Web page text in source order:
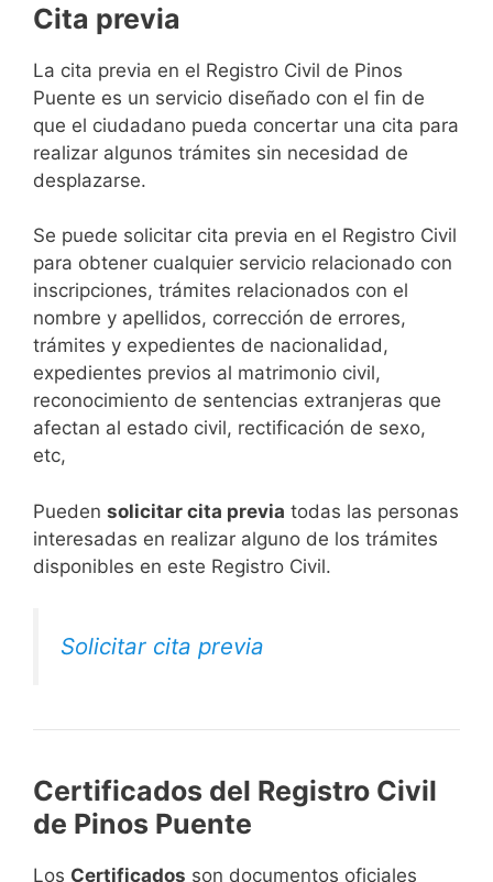
Cita previa
​​​​​​​​​​​​​​​​​​​​​​​​​​​​La cita previa en el Registro Civil de Pinos
Puente es un servicio diseñado con el fin de
que el ciudadano pueda concertar una cita para
realizar algunos trámites sin necesidad de
desplazarse.​
Se puede solicitar cita previa en el Registro Civil
para obtener cualquier servicio relacionado con
inscripciones, trámites relacionados con el
nombre y apellidos, corrección de errores,
trámites y expedientes de nacionalidad,
expedientes previos al matrimonio civil,
reconocimiento de sentencias extranjeras que
afectan al estado civil, rectificación de sexo,
etc,
​Pueden solicitar cita previa todas las personas
interesadas en realizar alguno de los trámites
disponibles en este Registro Civil.​
Solicitar cita previa
Certificados del Registro Civil
de Pinos Puente
Los Certificados son documentos oficiales